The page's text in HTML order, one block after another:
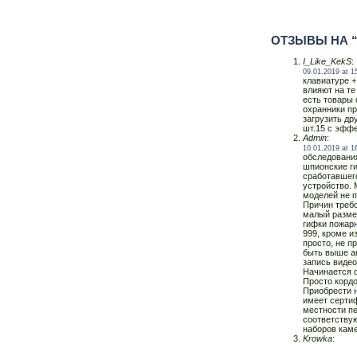
ОТЗЫВЫ НА
I_Like_KekS:
09.01.2019 at
клавиатуре
влияют на
есть товары
охранники
загрузить
шт.15 с
Admin:
10.01.2019 at
шпионские
устройство.
моделей не
Причин
малый
гифки
999, кроме
просто, не
быть выше
запись
Начинается
Просто
Приобрести
имеет
местности
наборов
Krowka: